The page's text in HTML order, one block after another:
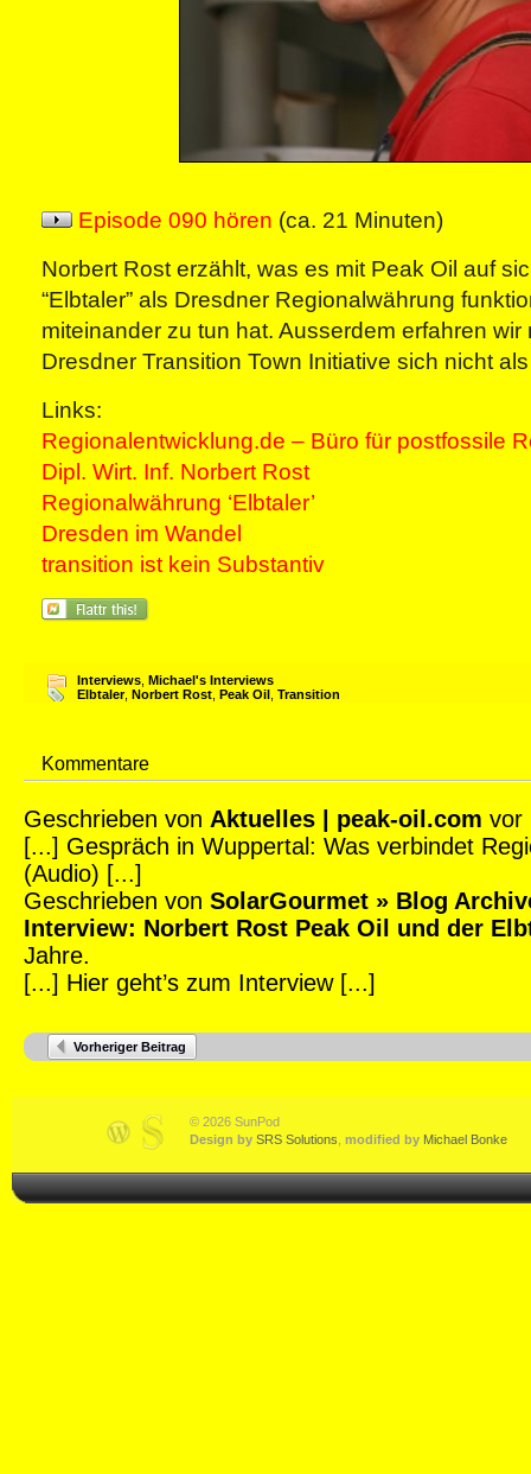
Episode 090 hören (ca. 21 Minuten)
Norbert Rost erzählt, was es mit Peak Oil auf
“Elbtaler” als Dresdner Regionalwährung
miteinander zu tun hat. Ausserdem erfahren wir
Dresdner Transition Town Initiative sich nicht
Links:
Regionalentwicklung.de – Büro für postfossile
Dipl. Wirt. Inf. Norbert Rost
Regionalwährung ‘Elbtaler’
Dresden im Wandel
transition ist kein Substantiv
Interviews Michael's Interviews
Elbtaler, Norbert Rost Peak Oil Transition
Kommentare
Geschrieben von Aktuelles | peak-oil.com vor
[...] Gespräch in Wuppertal: Was verbindet
(Audio) [...]
Geschrieben von SolarGourmet » Blog
Interview: Norbert Rost Peak Oil und der
Jahre.
[...] Hier geht’s zum Interview [...]
Vorheriger Beitrag
© 2026 SunPod
Design by SRS Solutions modified by Michael Bonke